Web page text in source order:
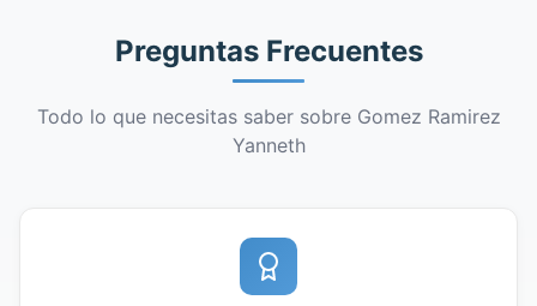
Preguntas Frecuentes
Todo lo que necesitas saber sobre Gomez Ramirez
Yanneth